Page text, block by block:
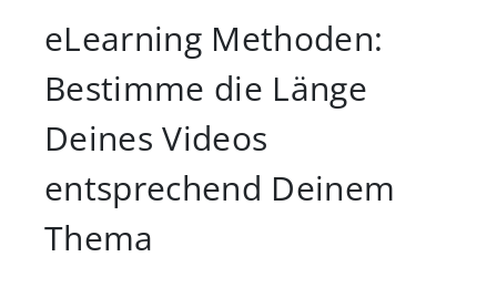
eLearning Methoden:
Bestimme die Länge
Deines Videos
entsprechend Deinem
Thema